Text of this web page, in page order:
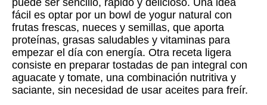
puede ser sencillo, rápido y delicioso. Una idea
fácil es optar por un bowl de yogur natural con
frutas frescas, nueces y semillas, que aporta
proteínas, grasas saludables y vitaminas para
empezar el día con energía. Otra receta ligera
consiste en preparar tostadas de pan integral con
aguacate y tomate, una combinación nutritiva y
saciante, sin necesidad de usar aceites para freír.